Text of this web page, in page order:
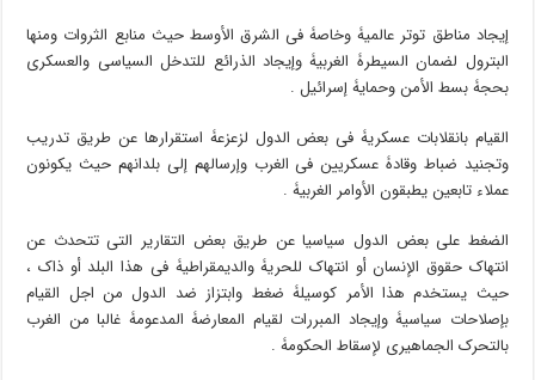
إیجاد مناطق توتر عالمیۀ وخاصۀ فی الشرق الأوسط حیث منابع الثروات ومنها
البترول لضمان السیطرۀ الغربیۀ وإیجاد الذرائع للتدخل السیاسی والعسکری
بحجۀ بسط الأمن وحمایۀ إسرائیل .
القیام بانقلابات عسکریۀ فی بعض الدول لزعزعۀ استقرارها عن طریق تدریب
وتجنید ضباط وقادۀ عسکریین فی الغرب وإرسالهم إلى بلدانهم حیث یکونون
عملاء تابعین یطبقون الأوامر الغربیۀ .
الضغط على بعض الدول سیاسیا عن طریق بعض التقاریر التی تتحدث عن
انتهاک حقوق الإنسان أو انتهاک للحریۀ والدیمقراطیۀ فی هذا البلد أو ذاک ،
حیث یستخدم هذا الأمر کوسیلۀ ضغط وابتزاز ضد الدول من اجل القیام
بإصلاحات سیاسیۀ وإیجاد المبررات لقیام المعارضۀ المدعومۀ غالبا من الغرب
بالتحرک الجماهیری لإسقاط الحکومۀ .